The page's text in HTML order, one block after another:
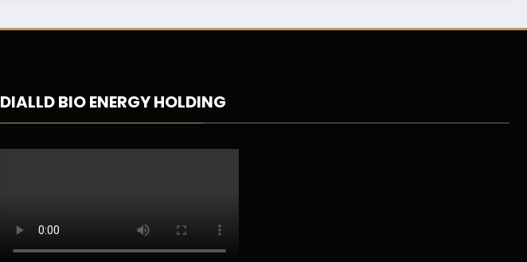
DIALLD BIO ENERGY HOLDING